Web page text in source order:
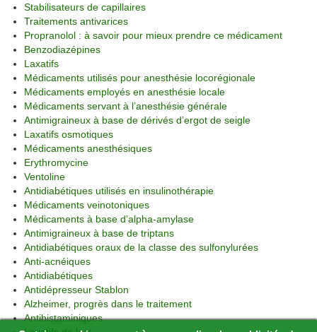
Stabilisateurs de capillaires
Traitements antivarices
Propranolol : à savoir pour mieux prendre ce médicament
Benzodiazépines
Laxatifs
Médicaments utilisés pour anesthésie locorégionale
Médicaments employés en anesthésie locale
Médicaments servant à l’anesthésie générale
Antimigraineux à base de dérivés d’ergot de seigle
Laxatifs osmotiques
Médicaments anesthésiques
Erythromycine
Ventoline
Antidiabétiques utilisés en insulinothérapie
Médicaments veinotoniques
Médicaments à base d’alpha-amylase
Antimigraineux à base de triptans
Antidiabétiques oraux de la classe des sulfonylurées
Anti-acnéiques
Antidiabétiques
Antidépresseur Stablon
Alzheimer, progrès dans le traitement
Antihistaminiques